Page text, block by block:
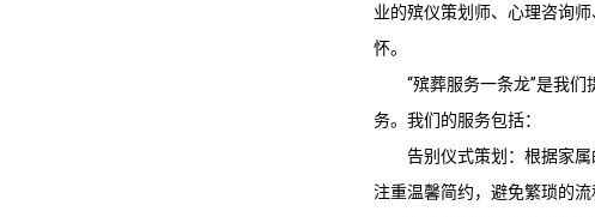
业的殡仪策划师、心理咨询
怀。
“殡葬服务一条龙”是我们
务。我们的服务包括：
告别仪式策划：根据家
注重温馨简约，避免繁琐的